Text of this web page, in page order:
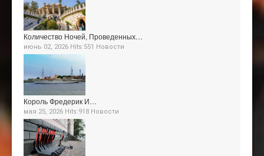
Количество Ночей, Проведенных…
июнь 02, 2026 Hits:551 Новости
Король Фредерик И…
мая 25, 2026 Hits:918 Новости